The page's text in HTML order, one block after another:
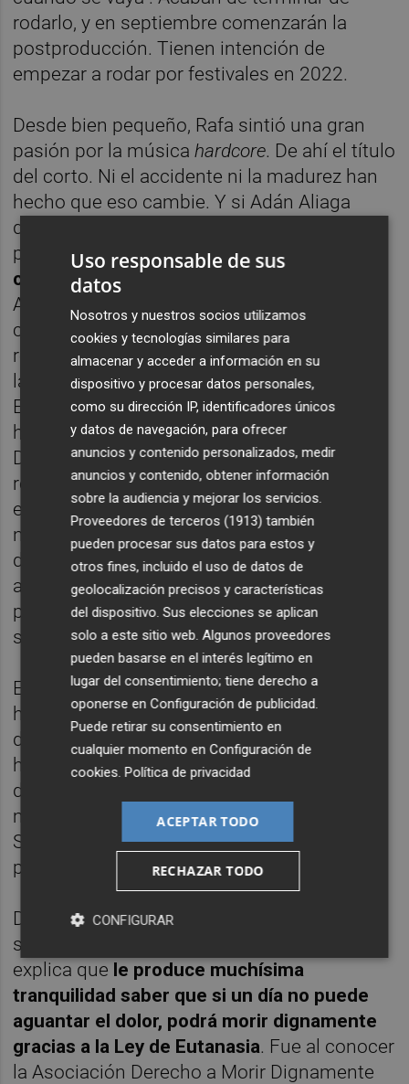
rodarlo, y en septiembre comenzarán la
postproducción. Tienen intención de
empezar a rodar por festivales en 2022.
Desde bien pequeño, Rafa sintió una gran
pasión por la músicahardcore. De ahí el título
del corto. Ni el accidente ni la madurez han
hecho que eso cambie. Y si Adán Aliaga
decidió embarcarse en este proyecto, fue
porque vio en Rafa una forma de vivir que
coincidía con su estilo musical predilecto
Así lo explica el propio protagonista del
corto: “Mi vida es muy
hardcore
relación a la música, como a la sexualidad, a
la amistad e incluso a las cosas cotidianas”.
Explica que antes del accidente jamás se le
habría ocurrido tirarse en paracaídas.
Después de él pasó a hacerlo con
regularidad. “Tengo un corazón duro. Que
esté en una silla no quiere decir que mi vida
no sea plena”, sentencia. El problema es el
dolor. Durante un tiempo no lo hubo, pero
acabó apareciendo. Asegura que de no ser
por el dolor ni siquiera estaría en España,
sino viajando por el mundo.
El cortometraje, producido porJaibo Films
ha recibido ayudas de la Generalitat y sus
derechos han sido adquiridos por À Punt. La
historia narrada puede definirse como
docuficción, pero los personajes (Rafa y su
madre, entre otros) son totalmente reales.
Su habitación fue adaptada artísticamente
para el rodaje.
Durante un tiempo, Rafa se planteó
seriamente la eutanasia. Ahora mismo
explica que le produce muchísima
tranquilidad saber que si un día no puede
aguantar el dolor, podrá morir dignamente
gracias a la Ley de Eutanasia. Fue al conocer
la Asociación Derecho a Morir Dignamente
Uso responsable de sus
datos
Nosotros y nuestros socios utilizamos
cookies y tecnologías similares para
almacenar y acceder a información en su
dispositivo y procesar datos personales,
como su dirección IP, identificadores únicos
y datos de navegación, para ofrecer
anuncios y contenido personalizados, medir
anuncios y contenido, obtener información
sobre la audiencia y mejorar los servicios.
Proveedores de terceros (1913) también
pueden procesar sus datos para estos y
otros fines, incluido el uso de datos de
geolocalización precisos y características
del dispositivo. Sus elecciones se aplican
solo a este sitio web. Algunos proveedores
pueden basarse en el interés legítimo en
lugar del consentimiento; tiene derecho a
oponerse enConfiguración de publicidad
Puede retirar su consentimiento en
cualquier momento enConfiguración de
cookies .Política de privacidad
ACEPTAR TODO
RECHAZAR TODO
CONFIGURAR